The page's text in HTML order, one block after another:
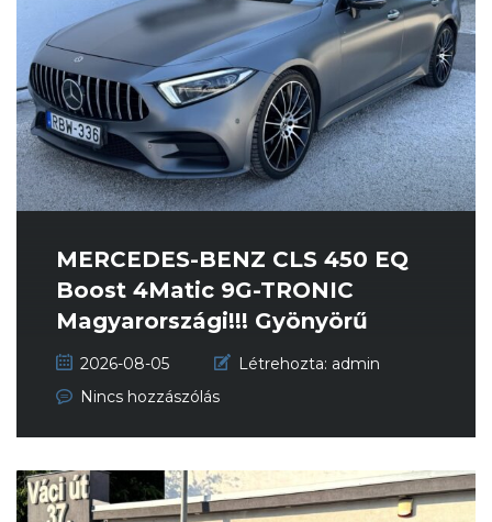
MERCEDES-BENZ CLS 450 EQ
Boost 4Matic 9G-TRONIC
Magyarországi!!! Gyönyörű
állapot!!!...
2026-08-05 Létrehozta: admin
Nincs hozzászólás